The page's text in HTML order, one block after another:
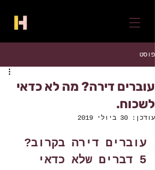
פוסט
עוברים דירה? מה לא כדאי
לשכוח.
עודכן: 30 ביולי 2019
עוברים דירה בקרוב?
5 דברים שלא כדאי